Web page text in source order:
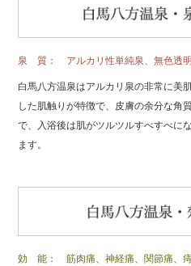
泉 質： アルカリ性単純泉、無色透明
白馬八方温泉はアルカリ泉の非常に美
した肌触りが特徴で、皮膚の余分な角
で、入浴後は肌がツルツルすべすべに
ます。
効 能： 筋肉痛、神経痛、関節痛、